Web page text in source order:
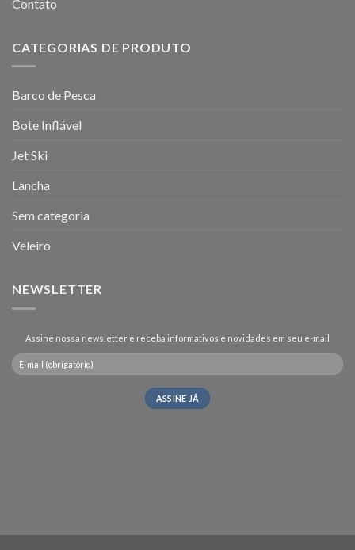
Contato
CATEGORIAS DE PRODUTO
Barco de Pesca
Bote Inflável
Jet Ski
Lancha
Sem categoria
Veleiro
NEWSLETTER
Assine nossa newsletter e receba informativos e novidades em seu e-mail